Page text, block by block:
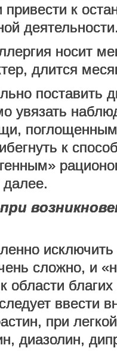
к
носит
длится
поставить
увязать
к
далее.
исключить
сложно, и
области
ввести
при
диазолин,